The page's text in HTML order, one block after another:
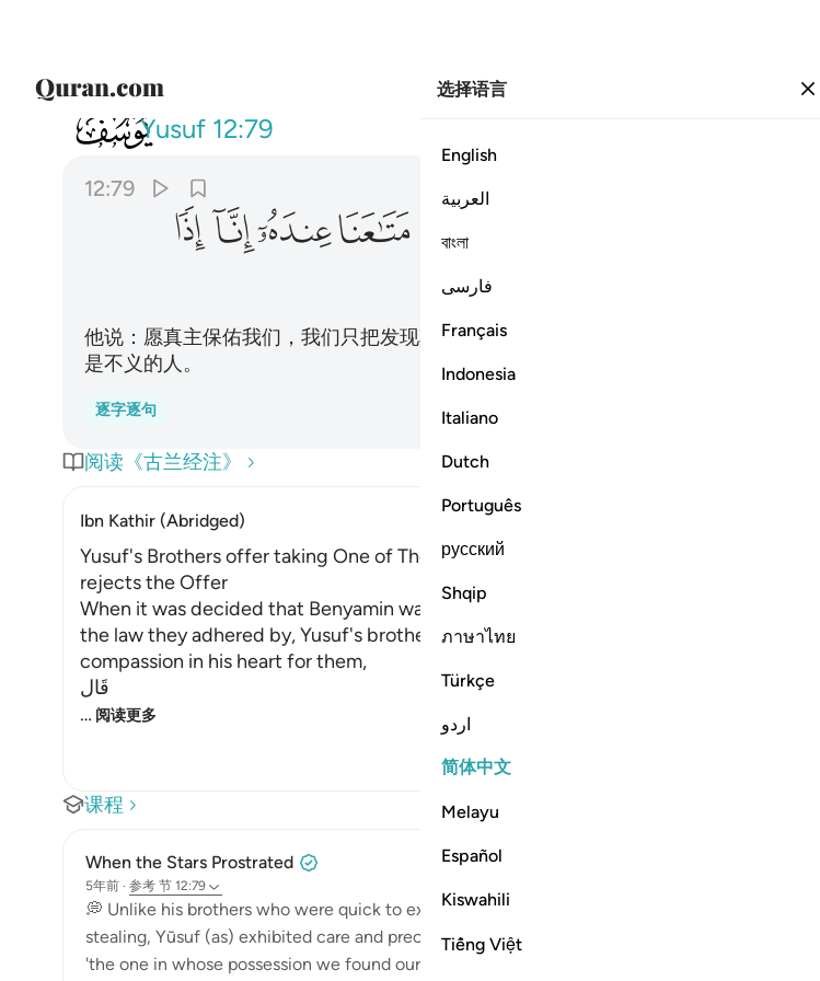
选择语言
English
العربية
বাংলা
فارسی
Français
Indonesia
Italiano
Dutch
Português
русский
Shqip
ภาษาไทย
Türkçe
اردو
简体中文
Melayu
Español
Kiswahili
Tiếng Việt
012Yusuf 12:79
قال معاذ الله ان ناخذ الا من
12:79
ﱈ ﱉﱊﱋﱌ
他说：愿真主保佑我们，我们只把发现其粮袋里有酒杯者当做奴仆；否则，我们必定
是不义的人。
逐字逐句
阅读《古兰经注》
Ibn Kathir (Abridged)
Yusuf's Brothers offer taking One of Them instead of Binyamin as a Slave, Yusuf
rejects the Offer
When it was decided that Benyamin was to be taken and kept with Yusuf according to
the law they adhered by, Yusuf's brothers started requesting clemency and raising
compassion in his heart for them,
قَال
… 阅读更多
课程
When the Stars Prostrated
5年前 · 参考 节 12:79
💭 Unlike his brothers who were quick to express belief in the possibility of their brother
stealing, Yūsuf (as) exhibited care and precision in his wording. He referred to his brother as
'the one in whose possession we found our property,' not as the one who ...